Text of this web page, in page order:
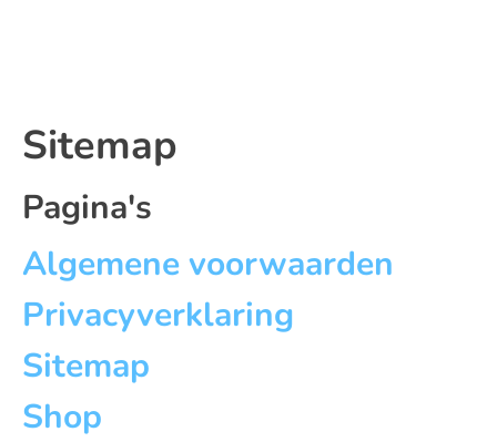
Sitemap
Pagina's
Algemene voorwaarden
Privacyverklaring
Sitemap
Shop